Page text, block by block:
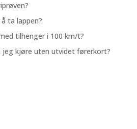
ta lappen?
tilhenger i 100 km/t?
jeg kjøre uten utvidet førerkort?